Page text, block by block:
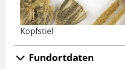
Kopfstiel
Fundortdaten